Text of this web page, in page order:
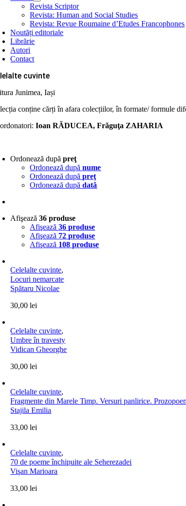
Revista Scriptor
Revista: Human and Social Studies
Revista: Revue Roumaine d’Etudes Francophones
Noutăți editoriale
Librărie
Autori
Contact
cuvinte
Junimea, Iași
conține cărți în afara colecțiilor, în formate/ formule
Ioan RĂDUCEA, Frăguţa ZAHARIA
Ordonează dupăpreţ
Ordonează dupănume
Ordonează dupăpreţ
Ordonează dupădată
Afişează36 produse
Afişează36 produse
Afişează 72 produse
Afişează 108 produse
Celelalte cuvinte,
Locuri nemarcate
Spătaru Nicolae
30,00lei
Celelalte cuvinte,
Umbre în travesty
Vidican Gheorghe
30,00lei
Celelalte cuvinte,
Fragmente din Marele Timp. Versuri panlirice.
Stajila Emilia
33,00lei
Celelalte cuvinte,
70 de poeme închipuite ale Seherezadei
Vişan Marioara
33,00lei